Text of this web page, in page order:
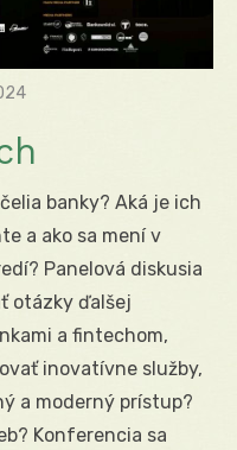
banky? Aká je ich
a ako sa mení v
Panelová diskusia
otázky ďalšej
a fintechom,
inovatívne služby,
a moderný prístup?
Konferencia sa